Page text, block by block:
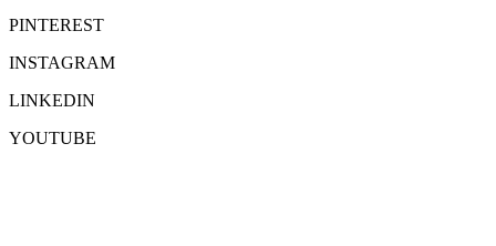
PINTEREST
INSTAGRAM
LINKEDIN
YOUTUBE